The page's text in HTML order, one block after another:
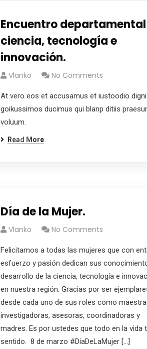
Encuentro
ciencia, tecnología e
innovación.
Vlanko No Comments
At vero eos et accusamus et iustoodio digni
goikussimos ducimus qui blanp ditiis
voluum.
Read More
Día de la Mujer.
Vlanko No Comments
Felicitamos a todas las mujeres que con
esfuerzo y pasión dedican sus
desarrollo de la ciencia, tecnología e
en nuestra región. Gracias por ser
desde cada uno de sus roles como
investigadoras, asesoras, coordinadoras y
madres. Es por ustedes que todo en la vida
sentido. 8 de marzo #DíaDeLaMujer […]